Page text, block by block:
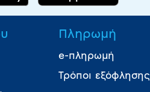
Πληρωμή
e-πληρωμή
Τρόποι εξόφλησης